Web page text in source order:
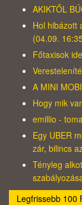
AKIKTŐL
Hol hibázott
(04.09.
Főtaxisok
A MINI
Hogy mik
emillio -
Egy UBER
zár, bilincs
Tényleg
Legfrissebb 100